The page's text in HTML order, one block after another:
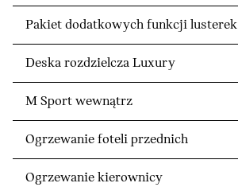
Pakiet dodatkowych funkcji lusterek
Deska rozdzielcza Luxury
M Sport wewnątrz
Ogrzewanie foteli przednich
Ogrzewanie kierownicy